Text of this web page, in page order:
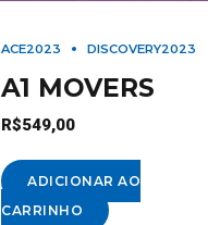
ACE2023 DISCOVERY2023
A1 MOVERS
R$549,00
ADICIONAR AO
CARRINHO